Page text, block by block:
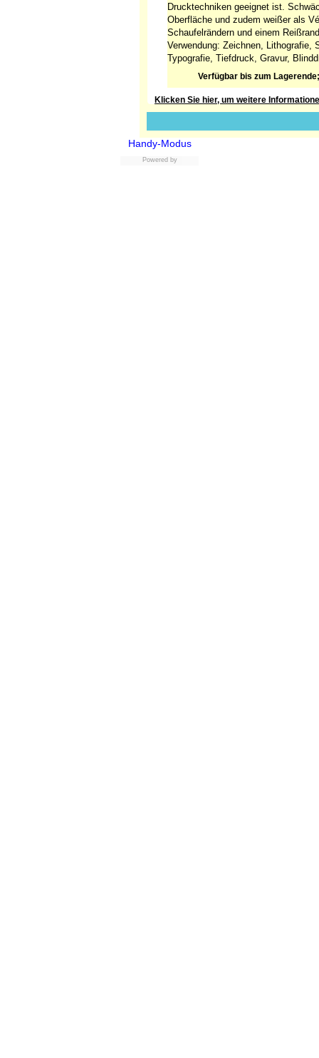
Drucktechniken geeignet ist.
Oberfläche und zudem weißer als
Schaufelrändern und einem
Verwendung: Zeichnen, Lithografie,
Typografie, Tiefdruck, Gravur,
Verfügbar bis zum
Klicken Sie hier, um weitere
Handy-Modus
Powered by